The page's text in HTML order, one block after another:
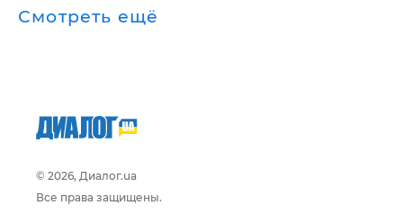
Смотреть ещё
© 2026, Диалог.ua
Все права защищены.